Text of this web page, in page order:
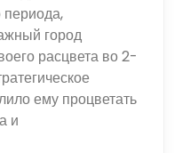
периода,
город
расцвета во 2-
ему процветать
и